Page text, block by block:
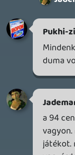
Továbbá: Crimson
Survival, Endless
2 napja
GAME PASS:
A Beast of
inkább a Premium
a következő néhány
2 napja
HETI MEGJELENÉSEK |